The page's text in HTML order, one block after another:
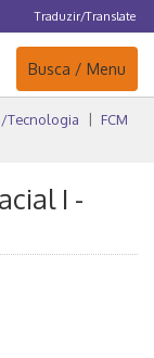
Traduzir/Translate
Navegação
Busca / Menu
Tecnologia
FCM
I -